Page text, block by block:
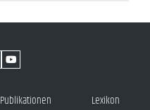
Publikationen Lexikon